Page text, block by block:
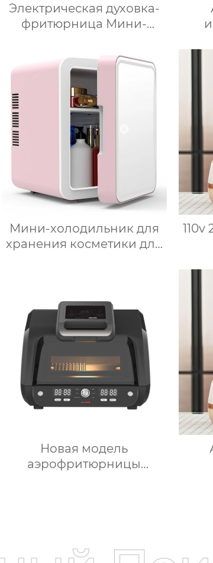
Электрическая духовка-
фритюрница Мини-
Умная мощность
Безмасляная глубокая с
умной плитой
серебристого цвета с
цифровым ЖК-дисплеем
объемом 6 литров
двойной
Мини-холодильник для
хранения косметики для
грудное молоко,
автомобильный мини-
холодильник
110v
Новая модель
аэрофритюрницы
интеллектуальная